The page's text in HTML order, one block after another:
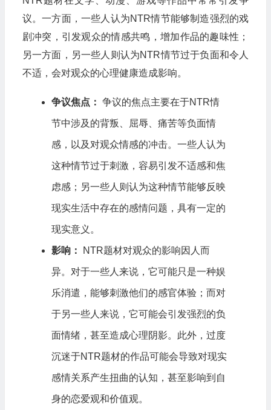
议。一方面，一些人认为NTR情节能够制造强烈的戏
剧冲突，引发观众的情感共鸣，增加作品的趣味性；
另一方面，另一些人则认为NTR情节过于负面和令人
不适，会对观众的心理健康造成影响。
争议焦点： 争议的焦点主要在于NTR情
节中涉及的背叛、屈辱、痛苦等负面情
感，以及对观众情感的冲击。一些人认为
这种情节过于刺激，容易引发不适感和焦
虑感；另一些人则认为这种情节能够反映
现实生活中存在的感情问题，具有一定的
现实意义。
影响： NTR题材对观众的影响因人而
异。对于一些人来说，它可能只是一种娱
乐消遣，能够刺激他们的感官体验；而对
于另一些人来说，它可能会引发强烈的负
面情绪，甚至造成心理阴影。此外，过度
沉迷于NTR题材的作品可能会导致对现实
感情关系产生扭曲的认知，甚至影响到自
身的恋爱观和价值观。